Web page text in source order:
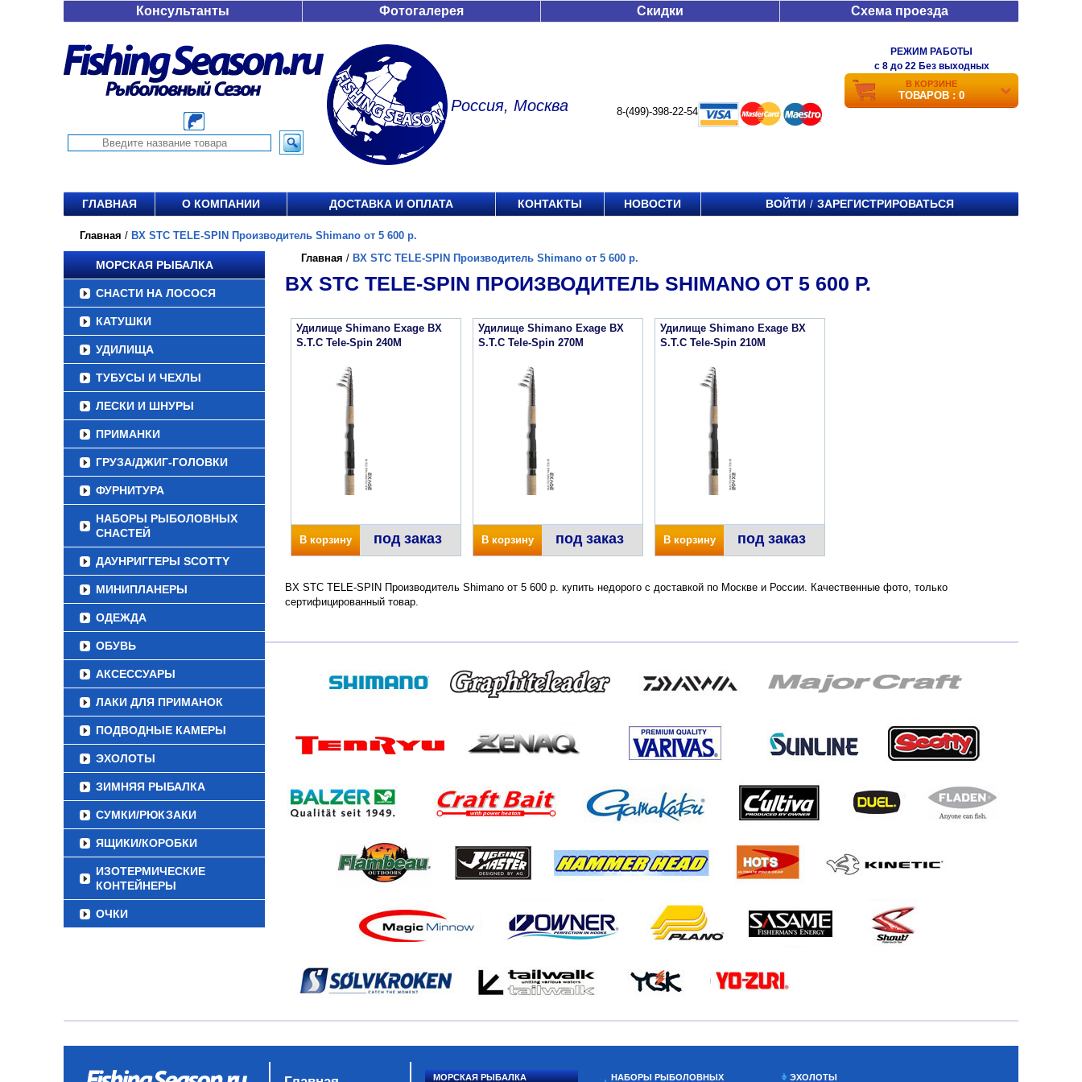
Консультанты Фотогалерея Скидки Схема проезда
Россия, Москва 8-(499)-398-22-54
РЕЖИМ РАБОТЫ
c 8 до 22 Без выходных
В КОРЗИНЕ
ТОВАРОВ : 0
ГЛАВНАЯ О КОМПАНИИ ДОСТАВКА И ОПЛАТА КОНТАКТЫ НОВОСТИ ВОЙТИ / ЗАРЕГИСТРИРОВАТЬСЯ
Главная / BX STC TELE-SPIN Производитель Shimano от 5 600 р.
МОРСКАЯ РЫБАЛКА
СНАСТИ НА ЛОСОСЯ
КАТУШКИ
УДИЛИЩА
ТУБУСЫ И ЧЕХЛЫ
ЛЕСКИ И ШНУРЫ
ПРИМАНКИ
ГРУЗА/ДЖИГ-ГОЛОВКИ
ФУРНИТУРА
НАБОРЫ РЫБОЛОВНЫХ
СНАСТЕЙ
ДАУНРИГГЕРЫ SCOTTY
МИНИПЛАНЕРЫ
ОДЕЖДА
ОБУВЬ
АКСЕССУАРЫ
ЛАКИ ДЛЯ ПРИМАНОК
ПОДВОДНЫЕ КАМЕРЫ
ЭХОЛОТЫ
ЗИМНЯЯ РЫБАЛКА
СУМКИ/РЮКЗАКИ
ЯЩИКИ/КОРОБКИ
ИЗОТЕРМИЧЕСКИЕ
КОНТЕЙНЕРЫ
ОЧКИ
Главная / BX STC TELE-SPIN Производитель Shimano от 5 600 р.
BX STC TELE-SPIN ПРОИЗВОДИТЕЛЬ SHIMANO ОТ 5 600 Р.
Удилище Shimano Exage BX
S.T.C Tele-Spin 240M
В корзину под заказ
Удилище Shimano Exage BX
S.T.C Tele-Spin 270M
В корзину под заказ
Удилище Shimano Exage BX
S.T.C Tele-Spin 210M
В корзину под заказ
BX STC TELE-SPIN Производитель Shimano от 5 600 р. купить недорого с доставкой по Москве и России. Качественные фото, только
сертифицированный товар.
МОРСКАЯ РЫБАЛКА НАБОРЫ РЫБОЛОВНЫХ ЭХОЛОТЫ